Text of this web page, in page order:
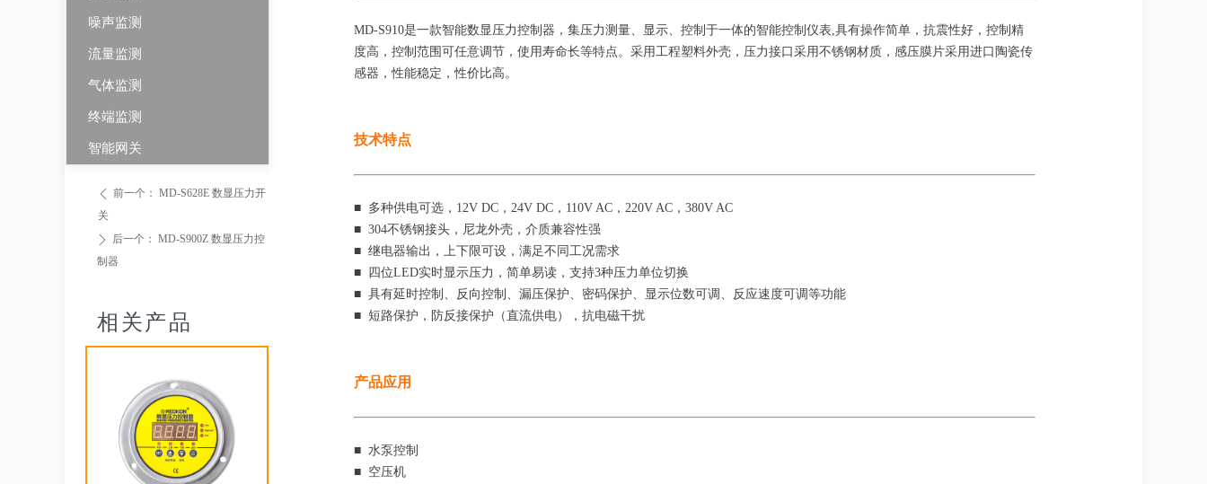
ꄴ 前一个： MD-S628E 数显压力开
关
ꄲ 后一个： MD-S900Z 数显压力控
制器
MD-S910是一款智能数显压力控制器，集压力测量、显示、控制于一体的智能控制仪表,具有操作简单，抗震性好，控制精
度高，控制范围可任意调节，使用寿命长等特点。采用工程塑料外壳，压力接口采用不锈钢材质，感压膜片采用进口陶瓷传
感器，性能稳定，性价比高。
技术特点
■ 多种供电可选，12V DC，24V DC，110V AC，220V AC，380V AC
■ 304不锈钢接头，尼龙外壳，介质兼容性强
■ 继电器输出，上下限可设，满足不同工况需求
■ 四位LED实时显示压力，简单易读，支持3种压力单位切换
■ 具有延时控制、反向控制、漏压保护、密码保护、显示位数可调、反应速度可调等功能
■ 短路保护，防反接保护（直流供电），抗电磁干扰
产品应用
■ 水泵控制
■ 空压机
噪声监测
流量监测
气体监测
终端监测
智能网关
相关产品